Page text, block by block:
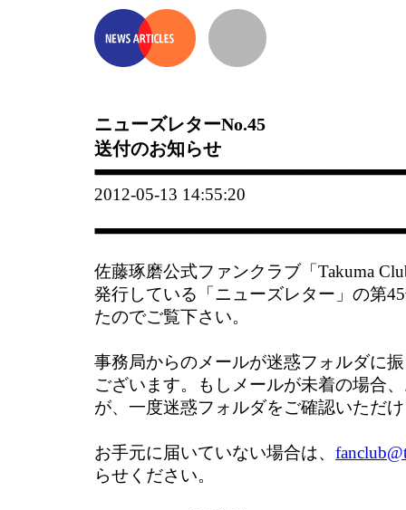
ニューズレターNo.45
送付のお知らせ
2012-05-13 14:55:20
佐藤琢磨公式ファンクラブ「Takuma
発行している「ニューズレター」の第
たのでご覧下さい。
事務局からのメールが迷惑フォルダに
ございます。もしメールが未着の場合
が、一度迷惑フォルダをご確認いただ
お手元に届いていない場合は、
らせください。